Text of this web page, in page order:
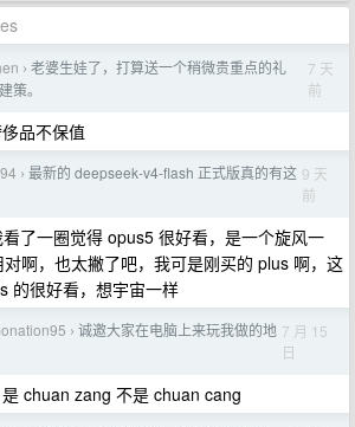
› 老婆生娃了，打算送一个稍微贵重点的礼
策。
7 天
前
品不保值
› 最新的 deepseek-v4-flash 正式版真的有这 9 天
前
了一圈觉得 opus5 很好看，是一个旋风一
啊，也太撇了吧，我可是刚买的 plus 啊，这
的很好看，想宇宙一样
› 诚邀大家在电脑上来玩我做的地 7 月 15
日
是 chuan zang 不是 chuan cang